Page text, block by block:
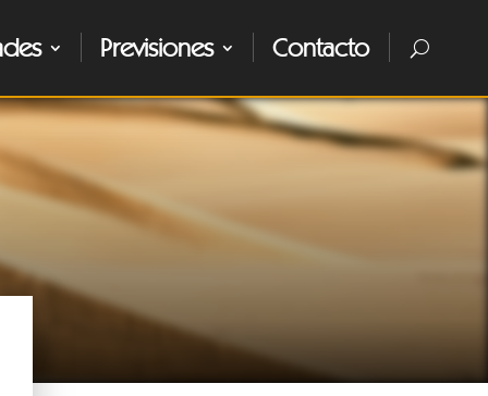
Previsiones Contacto